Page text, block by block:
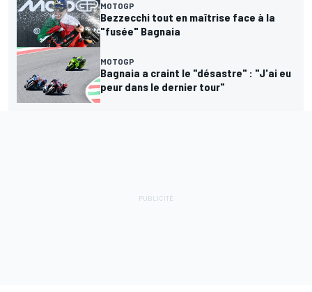
MOTOGP
Bezzecchi tout en maîtrise face à la
"fusée" Bagnaia
MOTOGP
Bagnaia a craint le "désastre" : "J'ai eu
peur dans le dernier tour"